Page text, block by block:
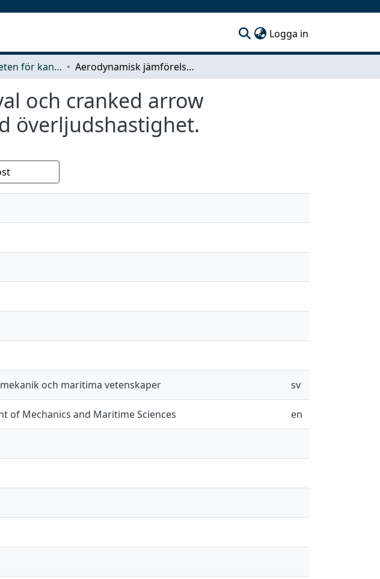
Logga in
Examensarbeten för kandidatexamen Aerodynamisk jämförelse mellan ogival och cranked arrow compound delta vingkonfiguration vid överljudshastighet.
och cranked arrow
överljudshastighet.
och maritima vetenskaper sv
of Mechanics and Maritime Sciences en